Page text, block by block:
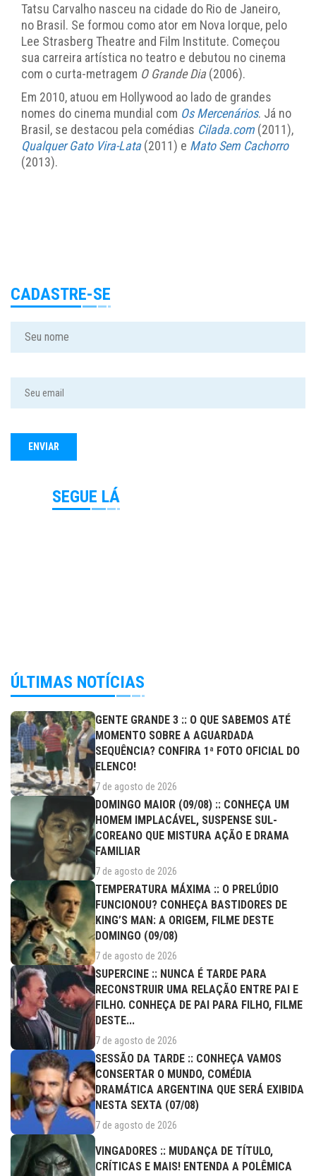
Tatsu Carvalho nasceu na cidade do Rio de Janeiro,
no Brasil. Se formou como ator em Nova Iorque, pelo
Lee Strasberg Theatre and Film Institute. Começou
sua carreira artística no teatro e debutou no cinema
com o curta-metragem O Grande Dia(2006).
Em 2010, atuou em Hollywood ao lado de grandes
nomes do cinema mundial com Os Mercenários. Já no
Brasil, se destacou pela comédias Cilada.com (2011),
Qualquer Gato Vira-Lata (2011) e Mato Sem Cachorro
(2013).
CADASTRE-SE
SEGUE LÁ
ÚLTIMAS NOTÍCIAS
GENTE GRANDE 3 :: O QUE SABEMOS ATÉ
MOMENTO SOBRE A AGUARDADA
SEQUÊNCIA? CONFIRA 1ª FOTO OFICIAL DO
ELENCO!
7 de agosto de 2026
DOMINGO MAIOR (09/08) :: CONHEÇA UM
HOMEM IMPLACÁVEL, SUSPENSE SUL-
COREANO QUE MISTURA AÇÃO E DRAMA
FAMILIAR
7 de agosto de 2026
TEMPERATURA MÁXIMA :: O PRELÚDIO
FUNCIONOU? CONHEÇA BASTIDORES DE
KING’S MAN: A ORIGEM, FILME DESTE
DOMINGO (09/08)
7 de agosto de 2026
SUPERCINE :: NUNCA É TARDE PARA
RECONSTRUIR UMA RELAÇÃO ENTRE PAI E
FILHO. CONHEÇA DE PAI PARA FILHO, FILME
DESTE...
7 de agosto de 2026
SESSÃO DA TARDE :: CONHEÇA VAMOS
CONSERTAR O MUNDO, COMÉDIA
DRAMÁTICA ARGENTINA QUE SERÁ EXIBIDA
NESTA SEXTA (07/08)
7 de agosto de 2026
VINGADORES :: MUDANÇA DE TÍTULO,
CRÍTICAS E MAIS! ENTENDA A POLÊMICA